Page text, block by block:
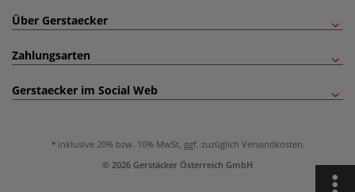
Über Gerstaecker
Zahlungsarten
Gerstaecker im Social Web
inklusive 20% bzw. 10% MwSt, ggf. zuzüglich Versandkosten.
© 2026 Gerstäcker Österreich GmbH